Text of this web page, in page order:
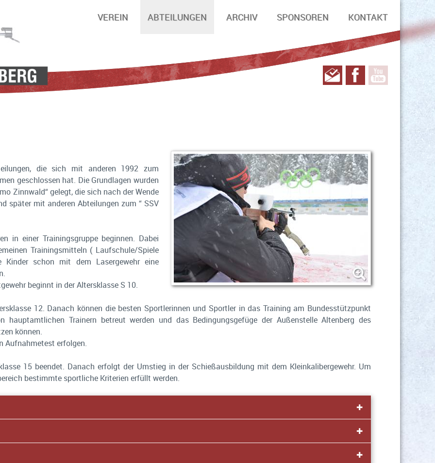
die sich mit anderen 1992 zum
geschlossen hat. Die Grundlagen wurden
Zinnwald“ gelegt, die sich nach der Wende
später mit anderen Abteilungen zum “ SSV
in einer Trainingsgruppe beginnen. Dabei
Trainingsmitteln ( Laufschule/Spiele
schon mit dem Lasergewehr eine
beginnt in der Altersklasse S 10.
12. Danach können die besten Sportlerinnen und Sportler in das Training am Bundesstützpunkt
hauptamtlichen Trainern betreut werden und das Bedingungsgefüge der Außenstelle Altenberg des
können.
Aufnahmetest erfolgen.
15 beendet. Danach erfolgt der Umstieg in der Schießausbildung mit dem Kleinkalibergewehr. Um
bestimmte sportliche Kriterien erfüllt werden.
VEREIN ABTEILUNGEN ARCHIV SPONSOREN KONTAKT